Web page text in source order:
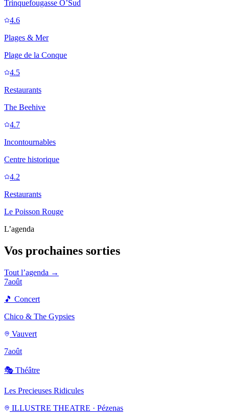
Trinquefougasse O’Sud
4.6
Plages & Mer
Plage de la Conque
4.5
Restaurants
The Beehive
4.7
Incontournables
Centre historique
4.2
Restaurants
Le Poisson Rouge
L’agenda
Vos prochaines sorties
Tout l’agenda →
7août
🎵 Concert
Chico & The Gypsies
Vauvert
7août
🎭 Théâtre
Les Precieuses Ridicules
ILLUSTRE THEATRE · Pézenas